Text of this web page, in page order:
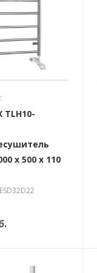
TLH10-
х 500 х 110